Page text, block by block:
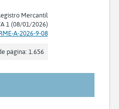
Mercantil
1 (08/01/2026)
A-2026-9-08
página: 1.656